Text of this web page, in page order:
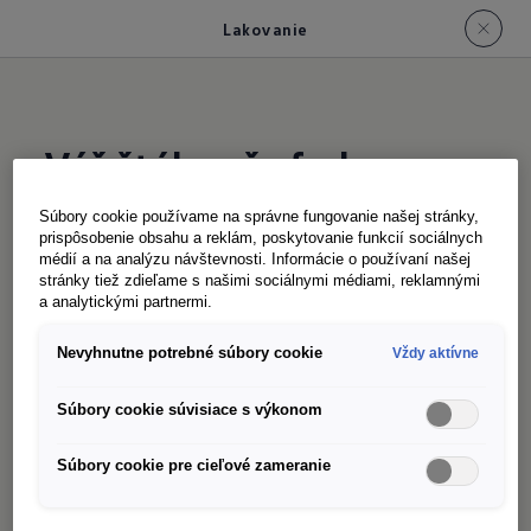
Lakovanie
Váš štýl, vaša farba- a
celé spektrum na výber
S farbou, ktorá sa k vám hodí: Nový Caravelle sa
variantoch1 , ktoré podčiarknu váš štýl. Vyberte
si jedno zo 4 základných lakovaní - od čírej bielej
červenú alebo šedú Stone - bez príplatku. Pre
Súbory cookie používame na správne fungovanie našej stránky,
prispôsobenie obsahu a reklám, poskytovanie funkcií sociálnych
médií a na analýzu návštevnosti. Informácie o používaní našej
stránky tiež zdieľame s našimi sociálnymi médiami, reklamnými
a analytickými partnermi.
Nevyhnutne potrebné súbory cookie Vždy aktívne
Súbory cookie súvisiace s výkonom
Súbory cookie pre cieľové zameranie